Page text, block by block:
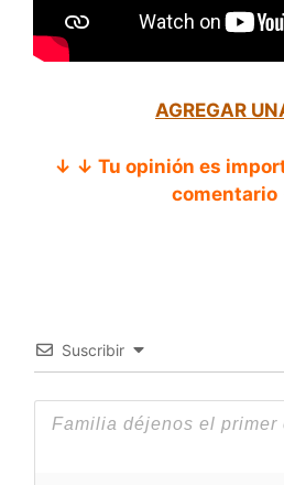
AGREGAR
↓ ↓ Tu opinión es
Suscribir